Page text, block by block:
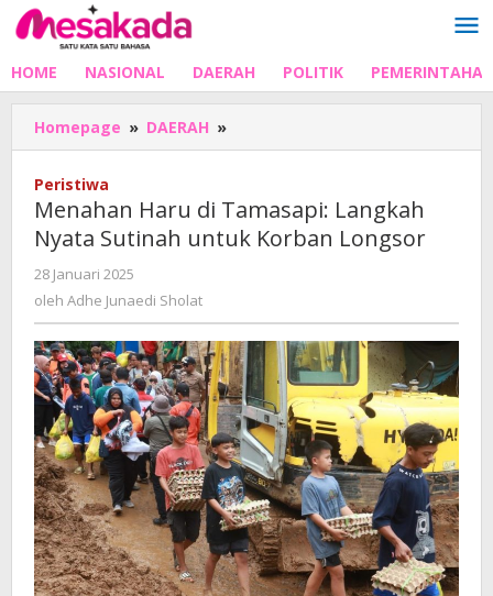
Lewati
ke
HOME NASIONAL DAERAH POLITIK
Homepage » DAERAH »
Haru
Langkah
Nyata
Peristiwa
Menahan Haru di Tamasapi: Langkah
Nyata Sutinah untuk Korban Longsor
28 Januari 2025
Adhe
oleh Adhe Junaedi Sholat